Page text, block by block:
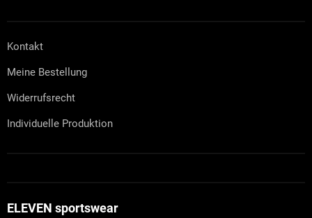
Kontakt
Meine Bestellung
Widerrufsrecht
Individuelle Produktion
ELEVEN sportswear